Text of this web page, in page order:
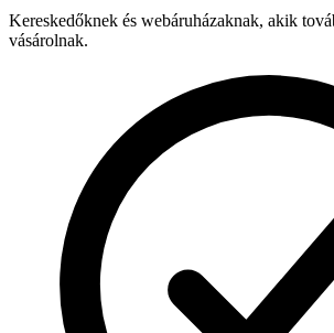
Kereskedőknek és webáruházaknak, akik
vásárolnak.